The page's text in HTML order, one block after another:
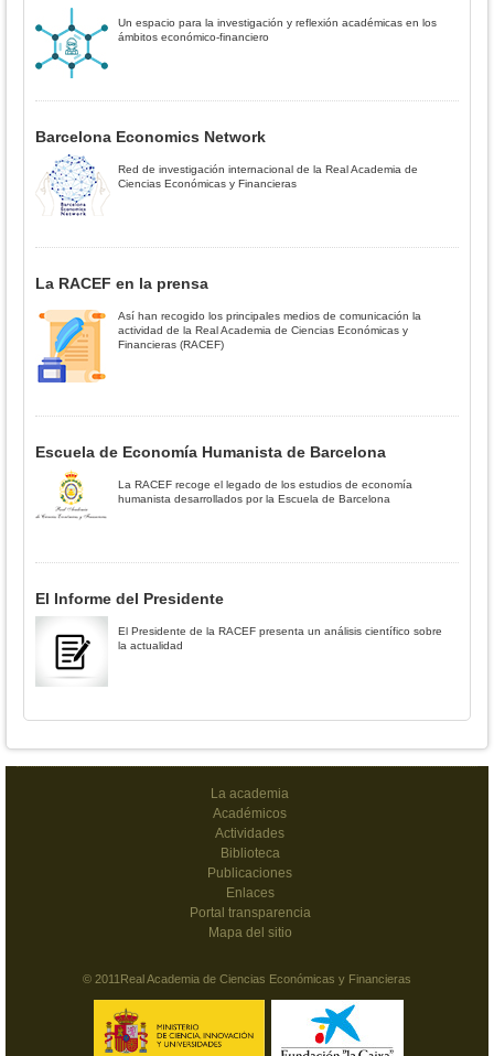
Un espacio para la investigación y reflexión académicas en los
ámbitos económico-financiero
Barcelona Economics Network
Red de investigación internacional de la Real Academia de
Ciencias Económicas y Financieras
La RACEF en la prensa
Así han recogido los principales medios de comunicación la
actividad de la Real Academia de Ciencias Económicas y
Financieras (RACEF)
Escuela de Economía Humanista de Barcelona
La RACEF recoge el legado de los estudios de economía
humanista desarrollados por la Escuela de Barcelona
El Informe del Presidente
El Presidente de la RACEF presenta un análisis científico sobre
la actualidad
La academia
Académicos
Actividades
Biblioteca
Publicaciones
Enlaces
Portal transparencia
Mapa del sitio
© 2011Real Academia de Ciencias Económicas y Financieras